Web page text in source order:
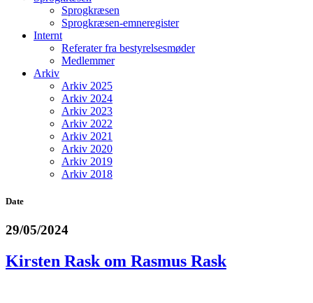
Sprogkræsen
Sprogkræsen-emneregister
Internt
Referater fra bestyrelsesmøder
Medlemmer
Arkiv
Arkiv 2025
Arkiv 2024
Arkiv 2023
Arkiv 2022
Arkiv 2021
Arkiv 2020
Arkiv 2019
Arkiv 2018
Date
29/05/2024
Kirsten Rask om Rasmus Rask